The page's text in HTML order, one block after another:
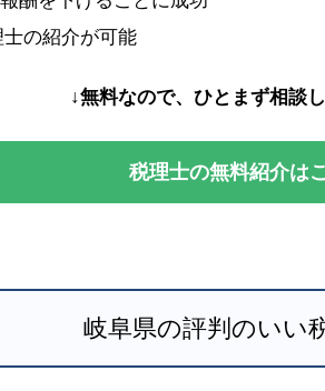
の紹介が可能
↓無料なので、ひとまず相談
税理士の無料紹介は
岐阜県の評判のいい